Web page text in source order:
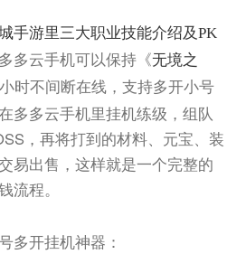
手游里三大职业技能介绍及PK
多云手机可以保持《无境之
时不间断在线，支持多开小号
多多云手机里挂机练级，组队
，再将打到的材料、元宝、装
易出售，这样就是一个完整的
流程。
多开挂机神器：